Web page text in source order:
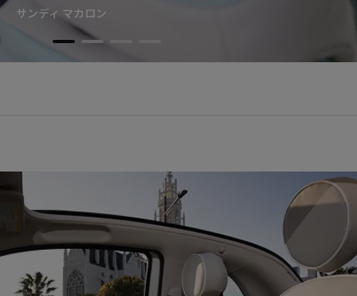
サンディ マカロン